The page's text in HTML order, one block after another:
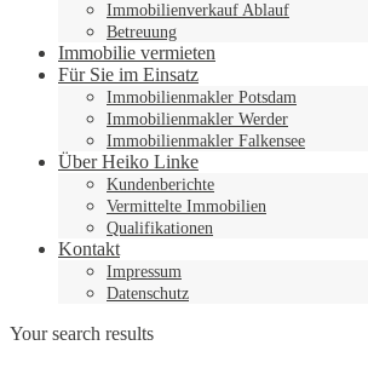
Immobilienverkauf Ablauf
Betreuung
Immobilie vermieten
Für Sie im Einsatz
Immobilienmakler Potsdam
Immobilienmakler Werder
Immobilienmakler Falkensee
Über Heiko Linke
Kundenberichte
Vermittelte Immobilien
Qualifikationen
Kontakt
Impressum
Datenschutz
Your search results